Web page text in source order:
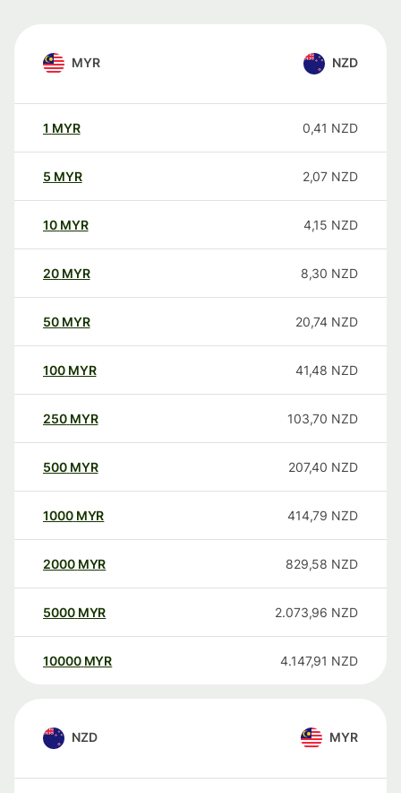
MYR NZD
1 MYR 0,41 NZD
5 MYR 2,07 NZD
10 MYR 4,15 NZD
20 MYR 8,30 NZD
50 MYR 20,74 NZD
100 MYR 41,48 NZD
250 MYR 103,70 NZD
500 MYR 207,40 NZD
1000 MYR 414,79 NZD
2000 MYR 829,58 NZD
5000 MYR 2.073,96 NZD
10000 MYR 4.147,91 NZD
NZD MYR